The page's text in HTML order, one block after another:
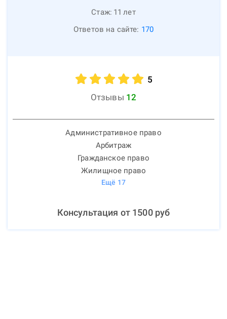
Стаж: 11 лет
Ответов на сайте: 170
5
Отзывы 12
Административное право
Арбитраж
Гражданское право
Жилищное право
Ещё 17
Консультация от 1500руб